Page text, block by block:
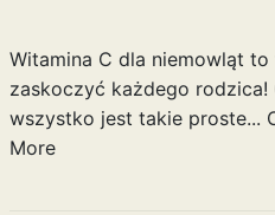
Witamina C dla niemowląt
zaskoczyć każdego rodzica!
wszystko jest takie proste...
More